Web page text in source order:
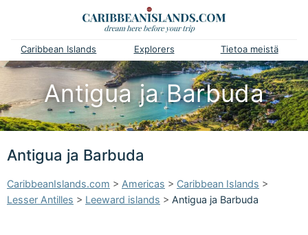
Caribbean Islands Explorers Tietoa meistä
Antigua ja Barbuda
Antigua ja Barbuda
CaribbeanIslands.com > Americas > Caribbean Islands >
Lesser Antilles > Leeward islands > Antigua ja Barbuda